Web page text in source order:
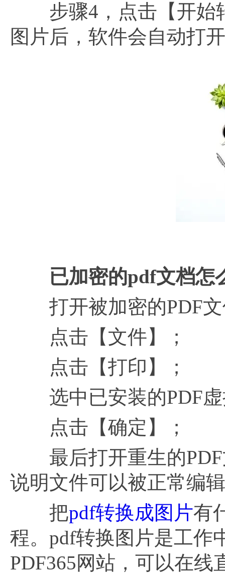
步骤4，点击【开始
图片后，软件会自动打
已加密的pdf文档怎
打开被加密的PDF文
点击【文件】；
点击【打印】；
选中已安装的PDF虚
点击【确定】；
最后打开重生的PDF
说明文件可以被正常编
把pdf转换成图片有
程。pdf转换图片是工作
PDF365网站，可以在